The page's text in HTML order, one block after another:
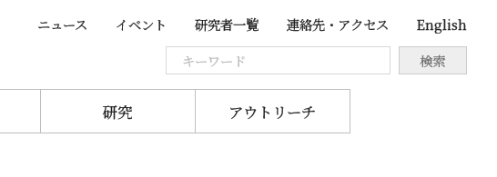
ニュース イベント 研究者一覧 連絡先・アクセス English
研究 アウトリーチ